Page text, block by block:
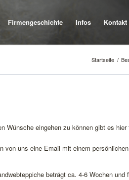
Firmengeschichte Infos Kontakt
Startseite /
Wünsche eingehen zu können gibt es hier
von uns eine Email mit einem persönlichen
beträgt ca. 4-6 Wochen und